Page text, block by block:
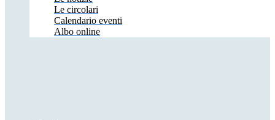
Le circolari
Calendario eventi
Albo online